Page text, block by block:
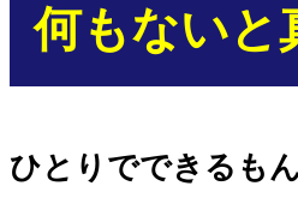
何もないと
ひとりでできるも